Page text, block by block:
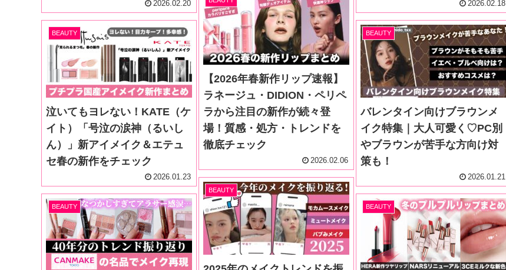
2026.02.20 2026.02.18
【2026年春新作リップ速報】
ラネージュ・DIDION・ペリペ
ラから注目の新作が続々登
場！質感・処方・トレンドを
徹底チェック
2026.02.06
BEAUTY
泣いてもヨレない！KATE（ケ
イト）「号泣の涙神（るいし
ん）」新アイメイク＆エテュ
セ春の新作をチェック
2026.01.23
BEAUTY
バレンタイン向けブラウンメ
イク特集｜大人可愛く♡PC別
やブラウンが苦手な方向け対
策も！
2026.01.21
BEAUTY
BEAUTY BEAUTY